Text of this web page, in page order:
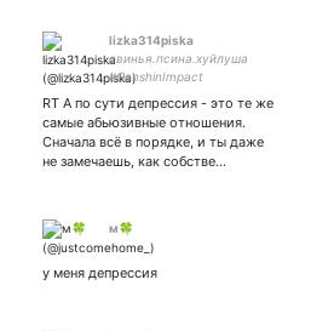
lizka314piska
свинья.псина.хуйлуша
#GenshinImpact
RT А по сути депрессия - это те же
самые абьюзивные отношения.
Сначала всё в порядке, и ты даже
не замечаешь, как собстве…
м🍀
у меня депрессия